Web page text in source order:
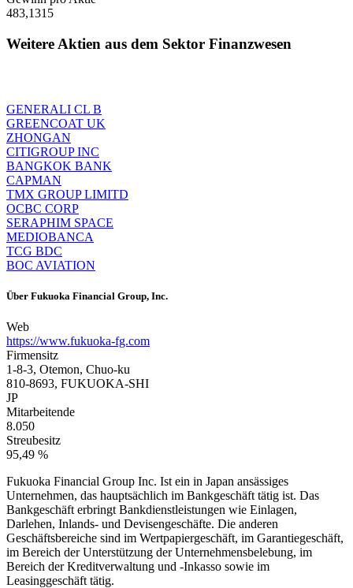
483,1315
Weitere Aktien aus dem Sektor Finanzwesen
GENERALI CL B
GREENCOAT UK
ZHONGAN
CITIGROUP INC
BANGKOK BANK
CAPMAN
TMX GROUP LIMITD
OCBC CORP
SERAPHIM SPACE
MEDIOBANCA
TCG BDC
BOC AVIATION
Über Fukuoka Financial Group, Inc.
Web
https://www.fukuoka-fg.com
Firmensitz
1-8-3, Otemon, Chuo-ku
810-8693, FUKUOKA-SHI
JP
Mitarbeitende
8.050
Streubesitz
95,49 %
Fukuoka Financial Group Inc. Ist ein in Japan ansässiges
Unternehmen, das hauptsächlich im Bankgeschäft tätig ist. Das
Bankgeschäft erbringt Bankdienstleistungen wie Einlagen,
Darlehen, Inlands- und Devisengeschäfte. Die anderen
Geschäftsbereiche sind im Wertpapiergeschäft, im Garantiegeschäft,
im Bereich der Unterstützung der Unternehmensbelebung, im
Bereich der Kreditverwaltung und -Inkasso sowie im
Leasinggeschäft tätig.